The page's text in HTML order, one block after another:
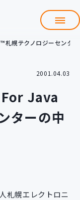
援
幌テクノロジーセンタ
2001.04.03
Java
ターの中
札幌エレクトロニ